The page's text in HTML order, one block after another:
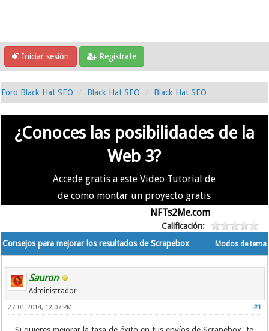
Iniciar sesión Regístrate
Foro Black Hat SEO Black Hat SEO Black Hat SEO
¿Conoces las posibilidades de la
Web 3?
Accede gratis a este Video Tutorial de
de como montar un proyecto gratis
NFTs2Me.com
Calificación:
Modos de tema
Consejos para mejorar los resultados de Scrapebox
Sauron
Administrador
#1
27-01-2014, 12:07 PM